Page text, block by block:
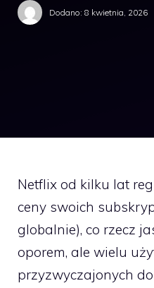
Dodano: 8 kwietnia, 2026
Netflix od kilku lat
ceny swoich
globalnie), co rzecz
oporem, ale wielu
przyzwyczajonych